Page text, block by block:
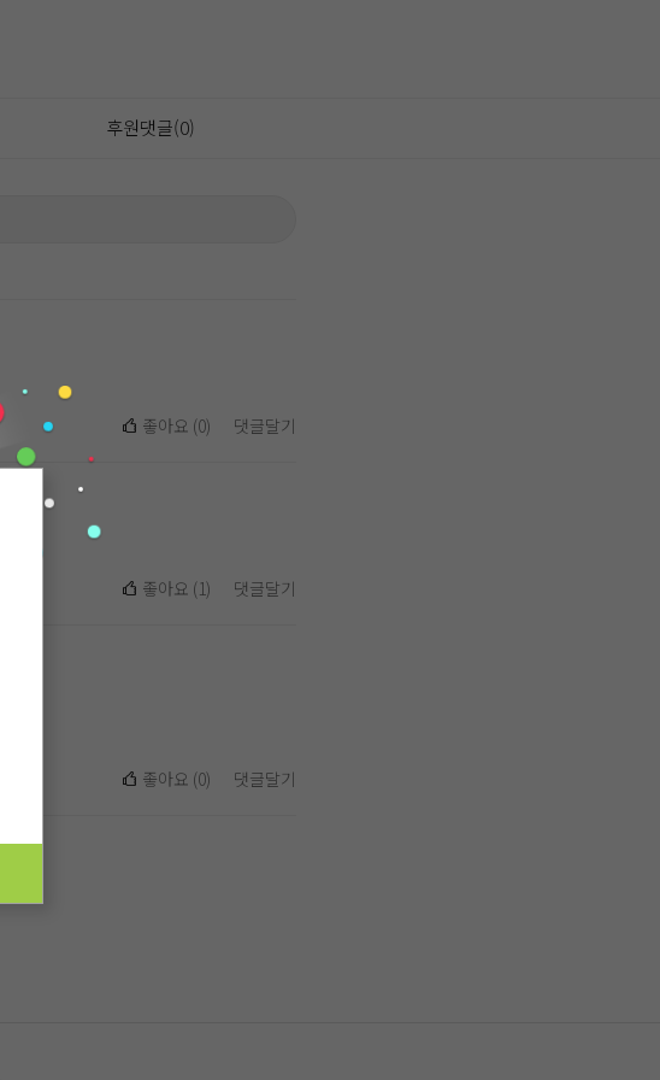
후원댓글(0)
좋아요 (0) 댓글달기
좋아요 (1) 댓글달기
좋아요 (0) 댓글달기